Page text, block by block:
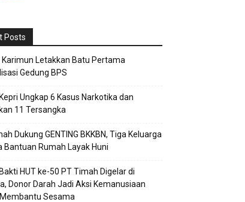
Posts
Karimun Letakkan Batu Pertama
Gedung BPS
Ungkap 6 Kasus Narkotika dan
11 Tersangka
Dukung GENTING BKKBN, Tiga Keluarga
Bantuan Rumah Layak Huni
HUT ke-50 PT Timah Digelar di
Donor Darah Jadi Aksi Kemanusiaan
Sesama